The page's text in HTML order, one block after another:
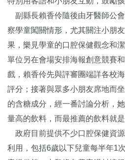
副縣長賴香伶隨後由牙醫師公
察學童闖關情形，尤其關注小朋
果，樂見學童的口腔保健觀念和
單位另在會場安排海報創意競賽
戲，賴香伶先與評審團端詳各校
評分；接著與眾多小朋友席地而
的含糖成分，經一番討論分析，
量高的飲料，而最推薦的飲料就是
政府目前提供不少口腔保健資
利用，包括6歲以下兒童每半年1